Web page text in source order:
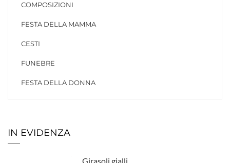
COMPOSIZIONI
FESTA DELLA MAMMA
CESTI
FUNEBRE
FESTA DELLA DONNA
IN EVIDENZA
Girasoli gialli